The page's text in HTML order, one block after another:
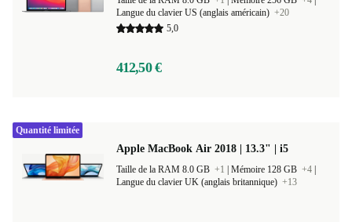
Langue du clavier US (anglais américain) +20
5,0
412,50 €
Apple MacBook Air 2018 | 13.3" | i5
Taille de la RAM 8.0 GB +1 Mémoire 128 GB +4
Langue du clavier UK (anglais britannique) +13
Quantité limitée